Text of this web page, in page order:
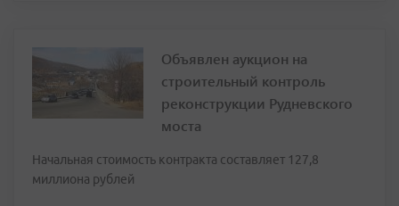
Объявлен аукцион на
строительный контроль
реконструкции Рудневского
моста
Начальная стоимость контракта составляет 127,8
миллиона рублей